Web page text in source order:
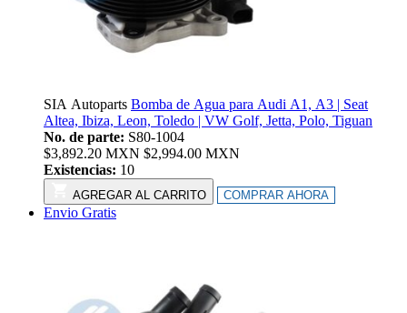
SIA Autoparts Bomba de Agua para Audi A1, A3 | Seat
Altea, Ibiza, Leon, Toledo | VW Golf, Jetta, Polo, Tiguan
No. de parte: S80-1004
$3,892.20 MXN $2,994.00 MXN
Existencias: 10
AGREGAR AL CARRITO COMPRAR AHORA
Envio Gratis